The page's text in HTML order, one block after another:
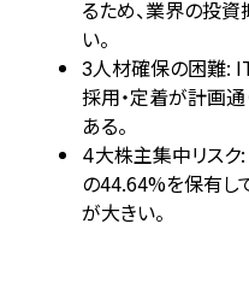
るため、業界の投
い。
3人材確保の困難:
採用・定着が計画
ある。
4大株主集中リス
の44.64%を保有し
が大きい。